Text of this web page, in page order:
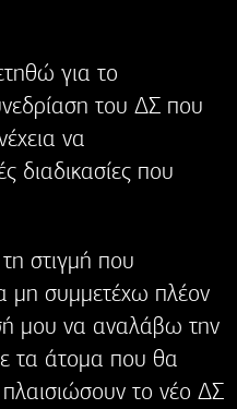
για το
του ΔΣ που
να
διαδικασίες που
στιγμή που
μη συμμετέχω πλέον
μου να αναλάβω την
τα άτομα που θα
το νέο ΔΣ